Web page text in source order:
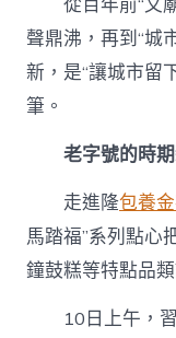
聲鼎沸，再到“城
新，是“讓城市留
筆。
老字號的時
走進隆包養
馬踏福”系列點心
鐘鼓糕等特點品
10日上午，